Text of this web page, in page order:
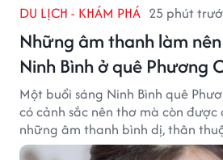
DU LỊCH - KHÁM PHÁ 25 phút
Những âm thanh làm
Ninh Bình ở quê Phương
Một buổi sáng Ninh Bình quê
có cảnh sắc nên thơ mà còn
những âm thanh bình dị, thân